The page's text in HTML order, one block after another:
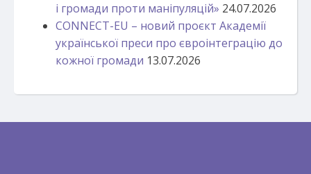
і громади проти маніпуляцій» 24.07.2026
CONNECT-EU – новий проєкт Академії
української преси про євроінтеграцію до
кожної громади 13.07.2026